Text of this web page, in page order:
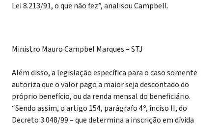
Lei 8.213/91, o que não fez”, analisou Campbell.
Ministro Mauro Campbel Marques – STJ
Além disso, a legislação específica para o caso somente
autoriza que o valor pago a maior seja descontado do
próprio benefício, ou da renda mensal do beneficiário.
“Sendo assim, o artigo 154, parágrafo 4º, inciso II, do
Decreto 3.048/99 – que determina a inscrição em dívida